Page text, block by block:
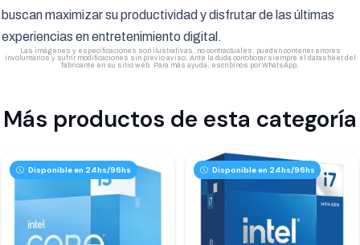
buscan maximizar su productividad y disfrutar de las últimas
experiencias en entretenimiento digital.
Las imágenes y especificaciones son ilustrativas, no contractuales, pueden contener errores
involuntarios y sufrir modificaciones sin previo aviso. Ante la duda corroborar siempre el datasheet del
fabricante en su sitio web. Para más ayuda, escribinos por WhatsApp.
Más productos de esta categoría
Disponible en 24hs/96hs Disponible en 24hs/96hs